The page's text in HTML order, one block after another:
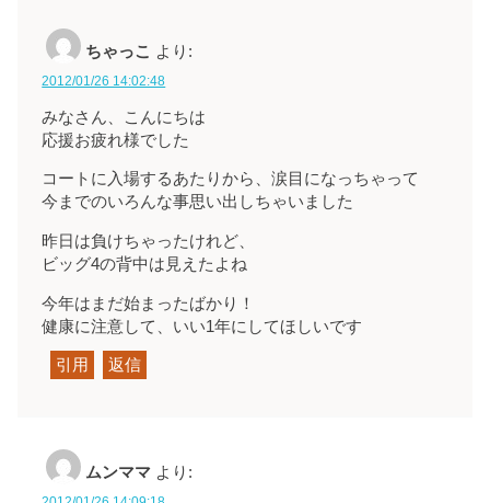
ちゃっこ より:
2012/01/26 14:02:48
みなさん、こんにちは
応援お疲れ様でした
コートに入場するあたりから、涙目になっちゃって
今までのいろんな事思い出しちゃいました
昨日は負けちゃったけれど、
ビッグ4の背中は見えたよね
今年はまだ始まったばかり！
健康に注意して、いい1年にしてほしいです
引用 返信
ムンママ より: